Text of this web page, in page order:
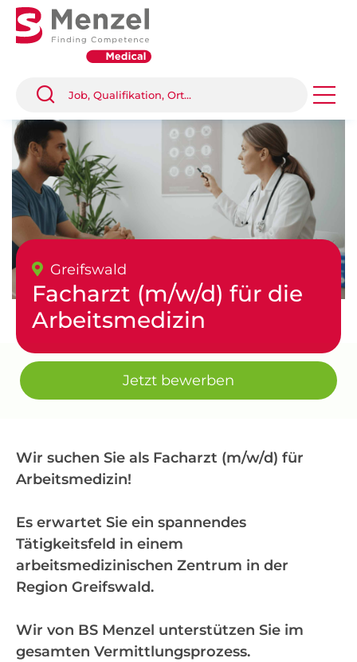
Greifswald
Facharzt (m/w/d) für die
Arbeitsmedizin
Jetzt bewerben
Wir suchen Sie als Facharzt (m/w/d) für
Arbeitsmedizin!
Es erwartet Sie ein spannendes
Tätigkeitsfeld in einem
arbeitsmedizinischen Zentrum in der
Region Greifswald.
Wir von BS Menzel unterstützen Sie im
gesamten Vermittlungsprozess.